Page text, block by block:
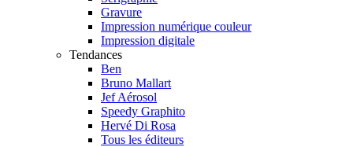
Gravure
Impression numérique couleur
Impression digitale
Tendances
Ben
Bruno Mallart
Jef Aérosol
Speedy Graphito
Hervé Di Rosa
Tous les éditeurs